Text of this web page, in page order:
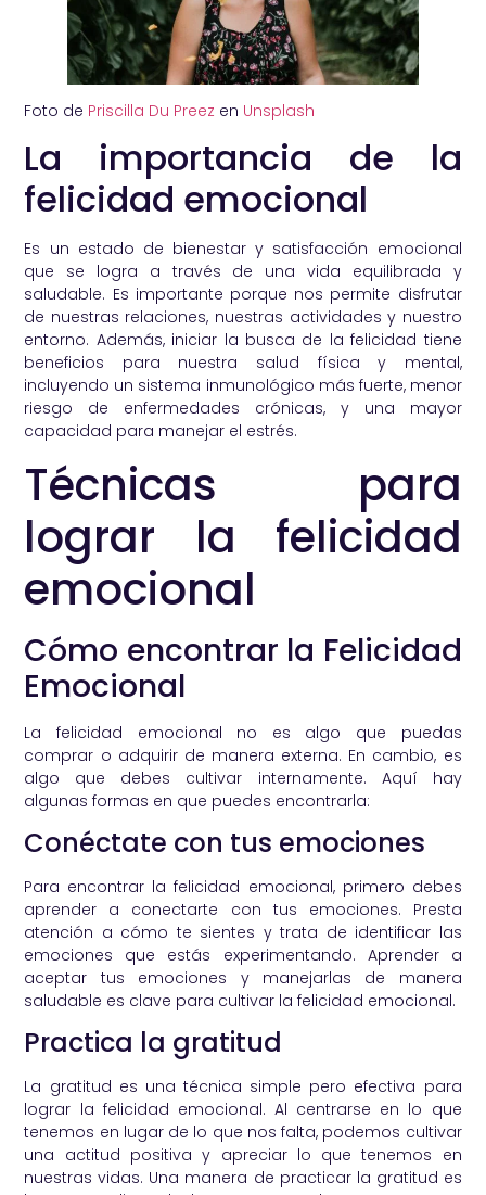
Foto de Priscilla Du Preez en Unsplash
La importancia de la
felicidad emocional
Es un estado de bienestar y satisfacción emocional
que se logra a través de una vida equilibrada y
saludable. Es importante porque nos permite disfrutar
de nuestras relaciones, nuestras actividades y nuestro
entorno. Además, iniciar la busca de la felicidad tiene
beneficios para nuestra salud física y mental,
incluyendo un sistema inmunológico más fuerte, menor
riesgo de enfermedades crónicas, y una mayor
capacidad para manejar el estrés.
Técnicas para
lograr la felicidad
emocional
Cómo encontrar la Felicidad
Emocional
La felicidad emocional no es algo que puedas
comprar o adquirir de manera externa. En cambio, es
algo que debes cultivar internamente. Aquí hay
algunas formas en que puedes encontrarla:
Conéctate con tus emociones
Para encontrar la felicidad emocional, primero debes
aprender a conectarte con tus emociones. Presta
atención a cómo te sientes y trata de identificar las
emociones que estás experimentando. Aprender a
aceptar tus emociones y manejarlas de manera
saludable es clave para cultivar la felicidad emocional.
Practica la gratitud
La gratitud es una técnica simple pero efectiva para
lograr la felicidad emocional. Al centrarse en lo que
tenemos en lugar de lo que nos falta, podemos cultivar
una actitud positiva y apreciar lo que tenemos en
nuestras vidas. Una manera de practicar la gratitud es